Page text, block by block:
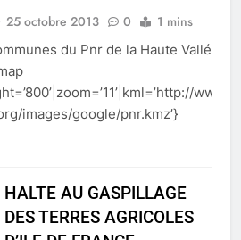
25 octobre 2013 0 1 mins
du Pnr de la Haute Vallée de
images/google/pnr.kmz’}
HALTE AU GASPILLAGE
DES TERRES AGRICOLES